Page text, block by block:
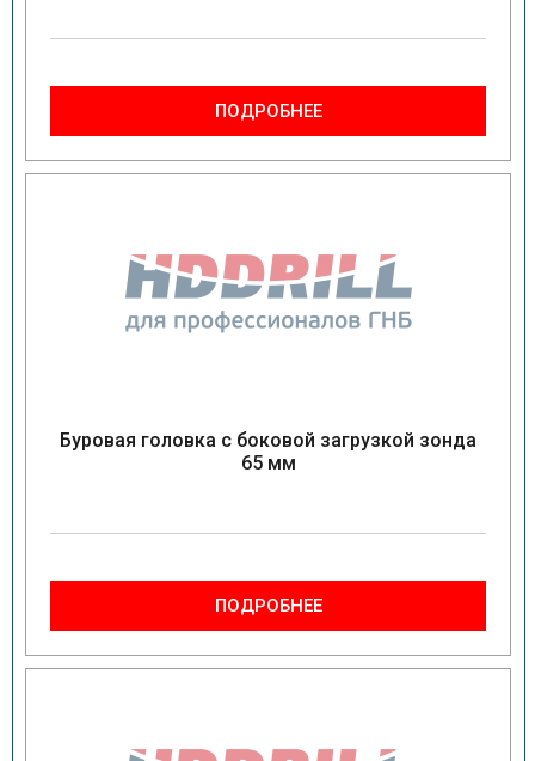
ПОДРОБНЕЕ
Буровая головка с боковой загрузкой зонда
65 мм
ПОДРОБНЕЕ